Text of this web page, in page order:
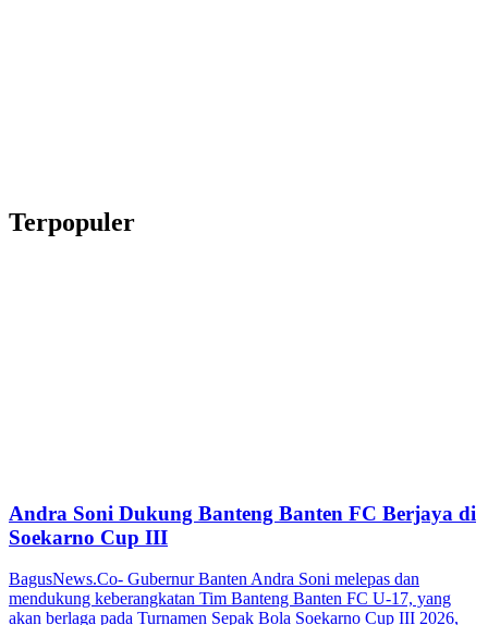
Terpopuler
Andra Soni Dukung Banteng Banten FC Berjaya di
Soekarno Cup III
BagusNews.Co- Gubernur Banten Andra Soni melepas dan
mendukung keberangkatan Tim Banteng Banten FC U-17, yang
akan berlaga pada Turnamen Sepak Bola Soekarno Cup III 2026,